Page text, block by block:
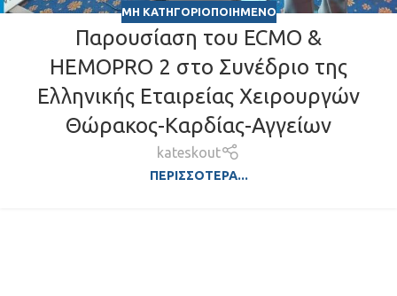
ΜΗ ΚΑΤΗΓΟΡΙΟΠΟΙΗΜΈΝΟ
Παρουσίαση του ECMO &
HEMOPRO 2 στο Συνέδριο της
Ελληνικής Εταιρείας Χειρουργών
Θώρακος-Καρδίας-Αγγείων
kateskout
ΠΕΡΙΣΣΟΤΕΡΑ...